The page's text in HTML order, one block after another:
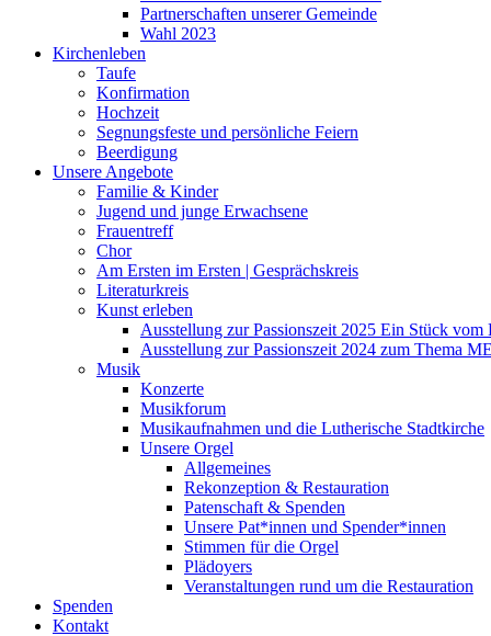
Partnerschaften unserer Gemeinde
Wahl 2023
Kirchenleben
Taufe
Konfirmation
Hochzeit
Segnungsfeste und persönliche Feiern
Beerdigung
Unsere Angebote
Familie & Kinder
Jugend und junge Erwachsene
Frauentreff
Chor
Am Ersten im Ersten | Gesprächskreis
Literaturkreis
Kunst erleben
Ausstellung zur Passionszeit 2025 Ein Stück vom
Ausstellung zur Passionszeit 2024 zum Thema
Musik
Konzerte
Musikforum
Musikaufnahmen und die Lutherische Stadtkirche
Unsere Orgel
Allgemeines
Rekonzeption & Restauration
Patenschaft & Spenden
Unsere Pat*innen und Spender*innen
Stimmen für die Orgel
Plädoyers
Veranstaltungen rund um die Restauration
Spenden
Kontakt